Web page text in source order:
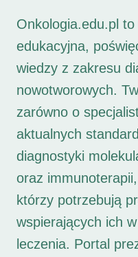
Onkologia.edu.pl
edukacyjna,
wiedzy z zakresu
nowotworowych.
zarówno o
aktualnych
diagnostyki
oraz
którzy potrzebują
wspierających ich
leczenia. Portal